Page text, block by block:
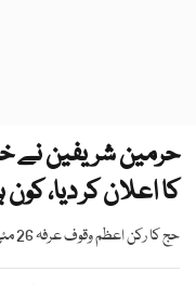
کا اعلان کر دیا،
حج کا رکن اعظم وقوف عرفہ 26 مئی کو ادا کیا جائے گا